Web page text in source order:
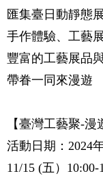
匯集臺日動靜態
手作體驗、工藝
豐富的工藝展品
帶眷一同來漫遊
【臺灣工藝聚-漫
活動日期：2024
11/15 (五）10:00-